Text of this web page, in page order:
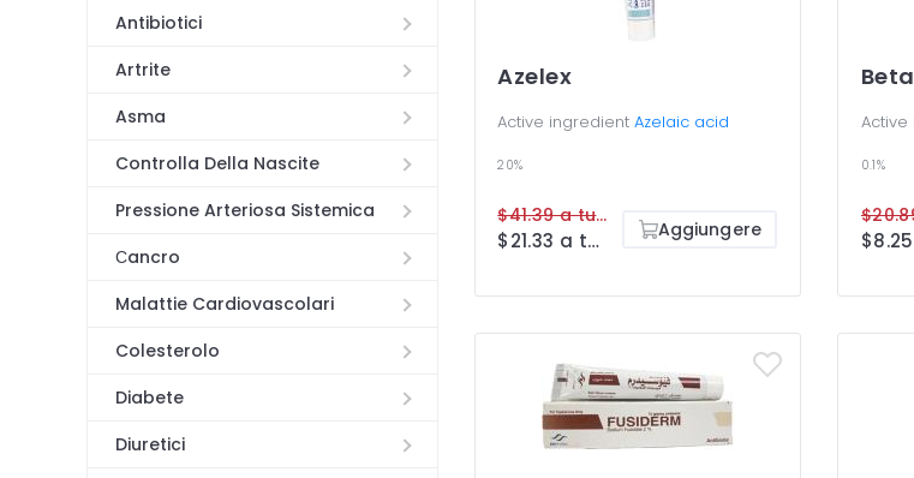
Antibiotici
Artrite
Asma
Controlla Della Nascite
Pressione Arteriosa Sistemica
Сancro
Malattie Cardiovascolari
Colesterolo
Diabete
Diuretici
Azelex
Active ingredient Azelaic acid
20%
$41.39 a tube
$21.33 a tube Aggiungere
0.1%